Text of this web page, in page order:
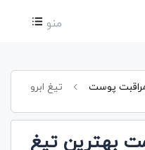
منو
پوست تیغ ابرو
بهترین تیغ